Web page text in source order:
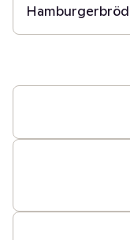
Hamburgerbröd